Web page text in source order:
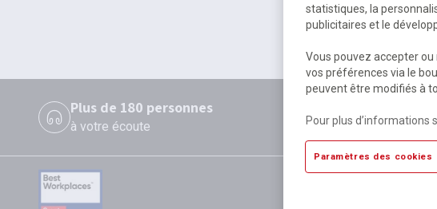
Plus de 180 personnes
à votre écoute disponibles
statistiques, la
publicitaires et le
Vous pouvez accepter
vos préférences via le
peuvent être modifiés à
Pour plus d’informations
Paramètres des cookies